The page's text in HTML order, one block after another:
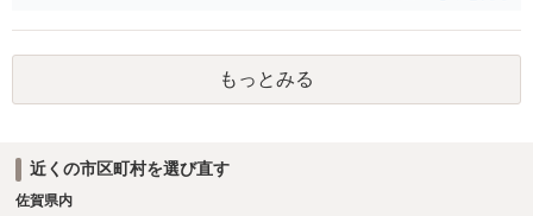
るもの ３、衣服の全部または一部を着けない児童の姿態であり、殊更
に児童の性的な部位(性器・性器の周辺・臀部・胸部)が露出または強調
されているものであり、性欲を興奮させる、または刺激するもの これ
らにあたらないという判断でしょう。 したがって、入手しても問題な
もっとみる
近くの市区町村を選び直す
佐賀県内